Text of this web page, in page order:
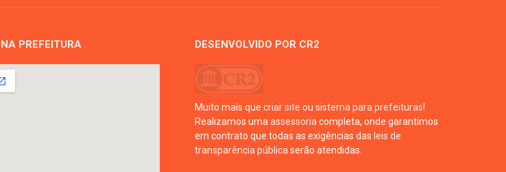
PREFEITURA DESENVOLVIDO POR CR2
Muito mais que criar site ou sistema para prefeituras!
Realizamos uma assessoria completa, onde garantimos
em contrato que todas as exigências das leis de
transparência pública serão atendidas.